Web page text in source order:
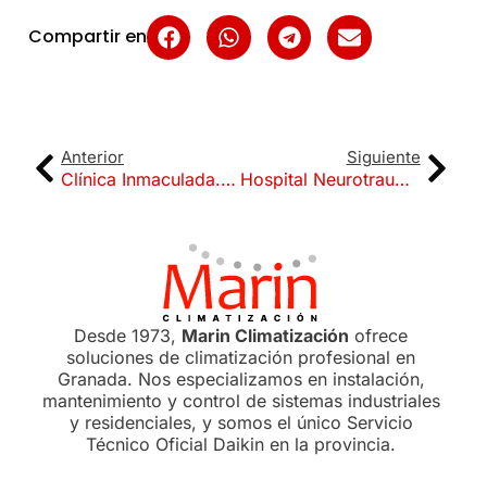
Compartir en
Anterior
Clínica Inmaculada. Radiodiagnóstico
Siguiente
Hospital Neurotraumatología y Rehabilitación
Desde 1973, Marin Climatización ofrece
soluciones de climatización profesional en
Granada. Nos especializamos en instalación,
mantenimiento y control de sistemas industriales
y residenciales, y somos el único Servicio
Técnico Oficial Daikin en la provincia.